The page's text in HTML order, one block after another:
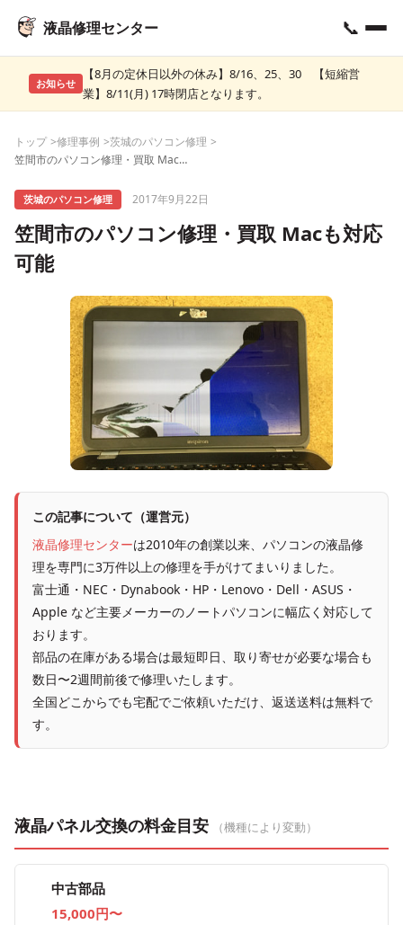
液晶修理センター 📞
お知らせ
【8月の定休日以外の休み】8/16、25、30 【短縮営
業】8/11(月) 17時閉店となります。
トップ 修理事例
茨城のパソコン修理
笠間市のパソコン修理・買取 Macも対応可能
茨城のパソコン修理 2017年9月22日
笠間市のパソコン修理・買取 Macも対応
可能
この記事について（運営元）
液晶修理センターは2010年の創業以来、パソコンの液晶修
理を専門に3万件以上の修理を手がけてまいりました。
富士通・NEC・Dynabook・HP・Lenovo・Dell・ASUS・
Apple など主要メーカーのノートパソコンに幅広く対応して
おります。
部品の在庫がある場合は最短即日、取り寄せが必要な場合も
数日〜2週間前後で修理いたします。
全国どこからでも宅配でご依頼いただけ、返送送料は無料で
す。
液晶パネル交換の料金目安 （機種により変動）
中古部品
15,000円〜